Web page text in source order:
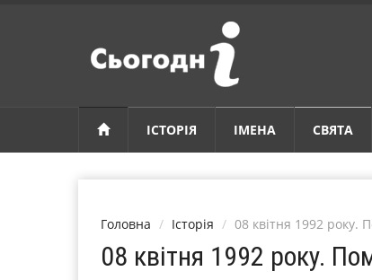
ІСТОРІЯ ІМЕНА СВЯТА
Головна Історія 08 квітня 1992 року.
08 квітня 1992 року.